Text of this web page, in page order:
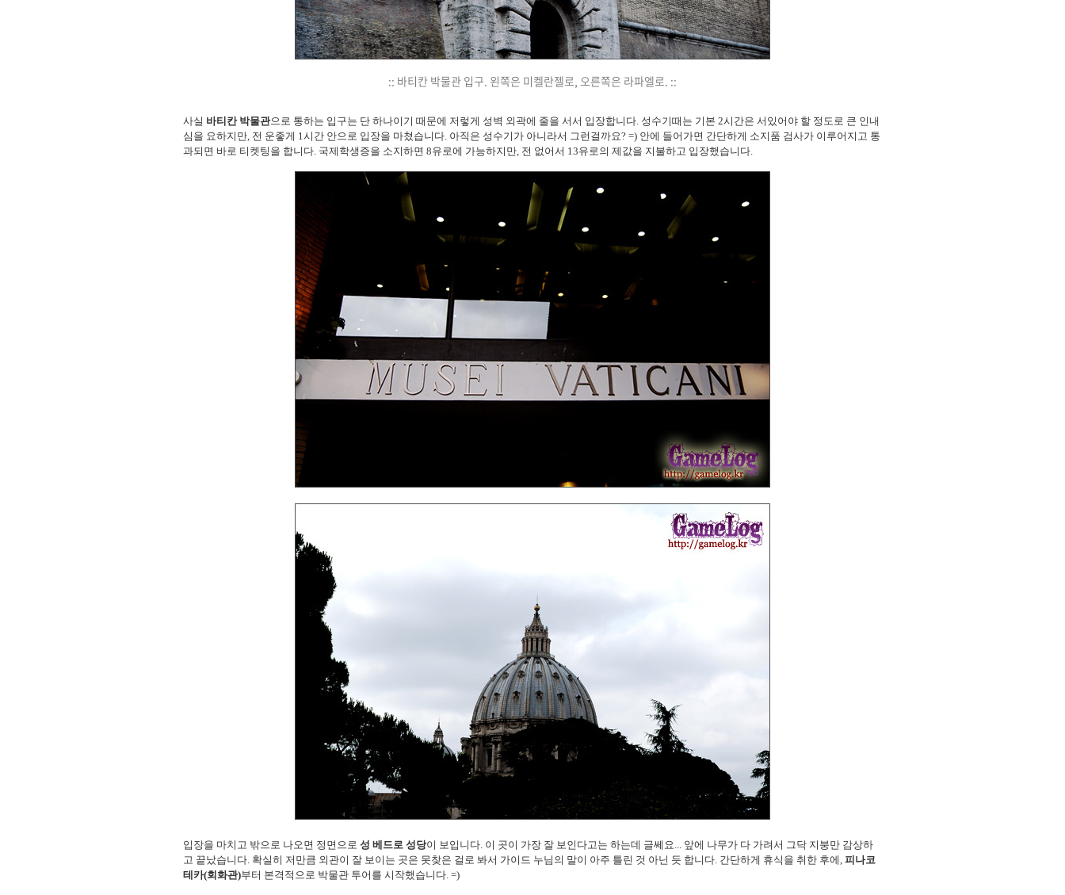
:: 바티칸 박물관 입구. 왼쪽은 미켈란젤로, 오른쪽은 라파엘로. ::
사실 바티칸 박물관으로 통하는 입구는 단 하나이기 때문에 저렇게 성벽 외곽에 줄을 서서 입장합니다. 성수기때는 기본 2시간은 서있어야 할 정도로 큰 인내
심을 요하지만, 전 운좋게 1시간 안으로 입장을 마쳤습니다. 아직은 성수기가 아니라서 그런걸까요? =) 안에 들어가면 간단하게 소지품 검사가 이루어지고 통
과되면 바로 티켓팅을 합니다. 국제학생증을 소지하면 8유로에 가능하지만, 전 없어서 13유로의 제값을 지불하고 입장했습니다.
입장을 마치고 밖으로 나오면 정면으로 성 베드로 성당이 보입니다. 이 곳이 가장 잘 보인다고는 하는데 글쎄요... 앞에 나무가 다 가려서 그닥 지붕만 감상하
고 끝났습니다. 확실히 저만큼 외관이 잘 보이는 곳은 못찾은 걸로 봐서 가이드 누님의 말이 아주 틀린 것 아닌 듯 합니다. 간단하게 휴식을 취한 후에, 피나코
테카(회화관)부터 본격적으로 박물관 투어를 시작했습니다. =)